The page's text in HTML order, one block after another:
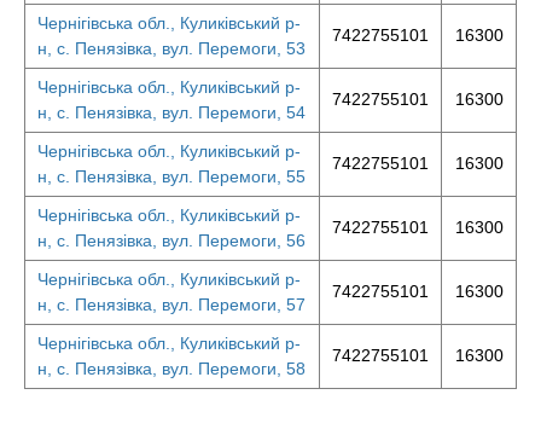
Чернігівська обл., Куликівський р-
н, с. Пенязівка, вул. Перемоги, 53
7422755101 16300
Чернігівська обл., Куликівський р-
н, с. Пенязівка, вул. Перемоги, 54
7422755101 16300
Чернігівська обл., Куликівський р-
н, с. Пенязівка, вул. Перемоги, 55
7422755101 16300
Чернігівська обл., Куликівський р-
н, с. Пенязівка, вул. Перемоги, 56
7422755101 16300
Чернігівська обл., Куликівський р-
н, с. Пенязівка, вул. Перемоги, 57
7422755101 16300
Чернігівська обл., Куликівський р-
н, с. Пенязівка, вул. Перемоги, 58
7422755101 16300